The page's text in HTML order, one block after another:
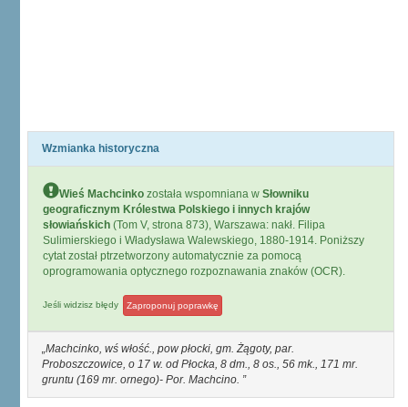
Wzmianka historyczna
Wieś Machcinko została wspomniana w Słowniku
geograficznym Królestwa Polskiego i innych krajów
słowiańskich (Tom V, strona 873), Warszawa: nakł. Filipa
Sulimierskiego i Władysława Walewskiego, 1880-1914. Poniższy
cytat został ptrzetworzony automatycznie za pomocą
oprogramowania optycznego rozpoznawania znaków (OCR).
Jeśli widzisz błędy Zaproponuj poprawkę
Machcinko, wś włość., pow płocki, gm. Żągoty, par.
Proboszczowice, o 17 w. od Płocka, 8 dm., 8 os., 56 mk., 171 mr.
gruntu (169 mr. ornego)- Por. Machcino.